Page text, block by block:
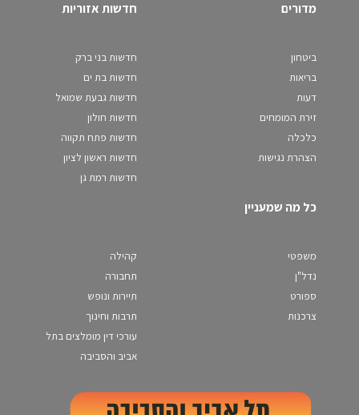
מדורים
ביטחון
בריאות
דעות
זירת המומחים
כלכלה
הצהרת נגישות
חדשות אזוריות
חדשות בני ברק
חדשות בת ים
חדשות גבעת שמואל
חדשות חולון
חדשות פתח תקווה
חדשות ראשון לציון
חדשות רמת גן
כל מה שמעניין
משפטי
נדל"ן
ספורט
צרכנות
קהילה
תחבורה
תיירות ונופש
תרבות וחינוך
עורכי דין מומלצים בתל
אביב והסביבה